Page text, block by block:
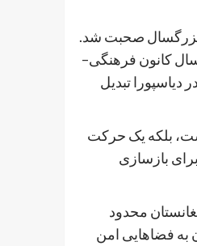
بزرگسال صحبت شد.
کانون فرهنگی–
دیاسپورا تبدیل
بلکه یک حرکت
برای بازسازی
محدود
به فضاهایی امن